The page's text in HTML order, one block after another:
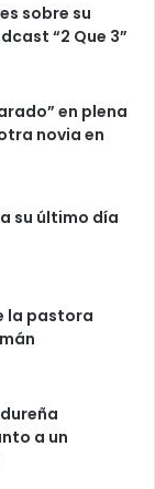
sobre su
“2 Que 3”
en plena
novia en
su último día
la pastora
a un